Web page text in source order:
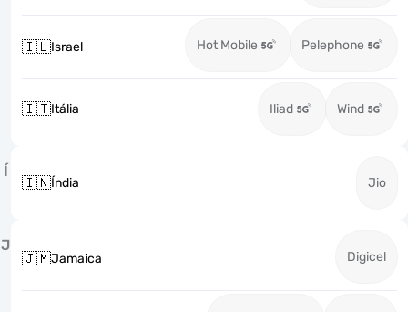
🇮🇱Israel Hot Mobile Pelephone
🇮🇹Itália Iliad Wind
Í
🇮🇳Índia Jio
J
🇯🇲Jamaica Digicel